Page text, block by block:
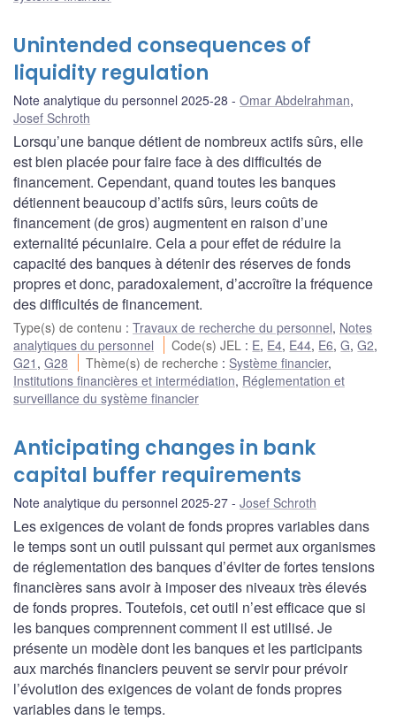
Unintended consequences of
liquidity regulation
Note analytique du personnel 2025-28 Omar Abdelrahman,
Josef Schroth
Lorsqu’une banque détient de nombreux actifs sûrs, elle
est bien placée pour faire face à des difficultés de
financement. Cependant, quand toutes les banques
détiennent beaucoup d’actifs sûrs, leurs coûts de
financement (de gros) augmentent en raison d’une
externalité pécuniaire. Cela a pour effet de réduire la
capacité des banques à détenir des réserves de fonds
propres et donc, paradoxalement, d’accroître la fréquence
des difficultés de financement.
Type(s) de contenu : Travaux de recherche du personnel, Notes
analytiques du personnel
Code(s) JEL : E, E4, E44, E6,G,G2,
G21 , G28 Thème(s) de recherche : Système financier,
Institutions financières et intermédiation, Réglementation et
surveillance du système financier
Anticipating changes in bank
capital buffer requirements
Note analytique du personnel 2025-27 Josef Schroth
Les exigences de volant de fonds propres variables dans
le temps sont un outil puissant qui permet aux organismes
de réglementation des banques d’éviter de fortes tensions
financières sans avoir à imposer des niveaux très élevés
de fonds propres. Toutefois, cet outil n’est efficace que si
les banques comprennent comment il est utilisé. Je
présente un modèle dont les banques et les participants
aux marchés financiers peuvent se servir pour prévoir
l’évolution des exigences de volant de fonds propres
variables dans le temps.